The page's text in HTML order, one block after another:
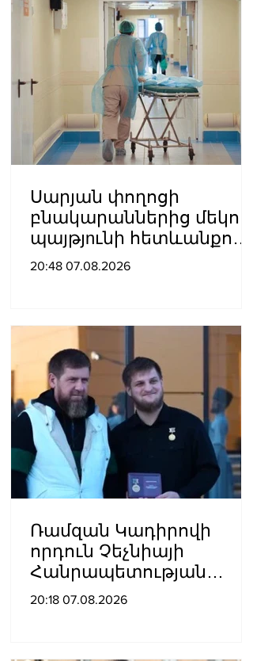
Սարյան փողոցի
բնակարաններից մեկում
պայթյnւնի հետևանքով
55-ամյա տղամարդը
20:48 07.08.2026
Ռամզան Կադիրովի
որդուն Չեչնիայի
Հանրապետության
հերոսի կոչում են
20:18 07.08.2026